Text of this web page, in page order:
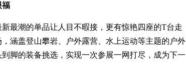
潮的单品让人目不暇接，更有惊艳四座的T台走
涵盖登山攀岩、户外露营、水上运动等主题的户外
脚的装备挑选，实现一次参展一网打尽，成为下一